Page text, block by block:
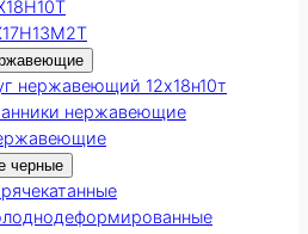
нержавеющий 12х18н10т
нержавеющие
черные